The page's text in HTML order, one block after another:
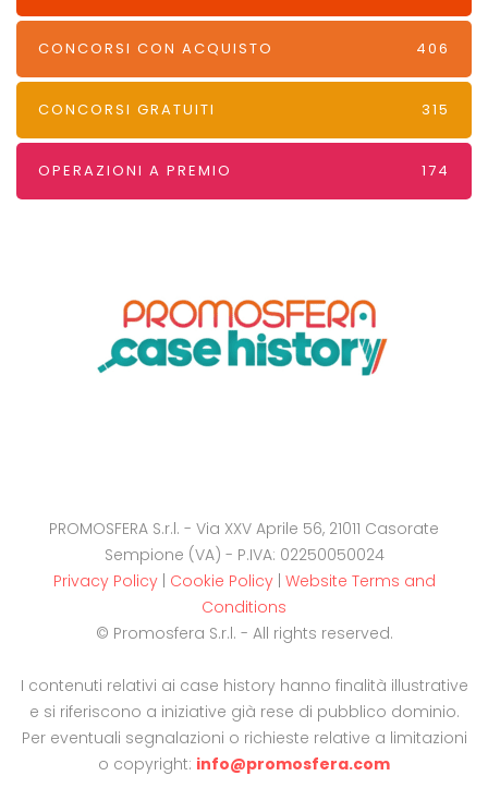
CONCORSI CON ACQUISTO 406
CONCORSI GRATUITI 315
OPERAZIONI A PREMIO 174
PROMOSFERA S.r.l. - Via XXV Aprile 56, 21011 Casorate
Sempione (VA) - P.IVA: 02250050024
Privacy Policy| Cookie Policy| Website Terms and
Conditions
© Promosfera S.r.l. - All rights reserved.
I contenuti relativi ai case history hanno finalità illustrative
e si riferiscono a iniziative già rese di pubblico dominio.
Per eventuali segnalazioni o richieste relative a limitazioni
o copyright: info@promosfera.com